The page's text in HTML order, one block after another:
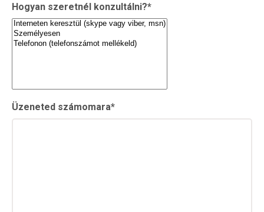
Hogyan szeretnél konzultálni?*
Üzeneted számomara*